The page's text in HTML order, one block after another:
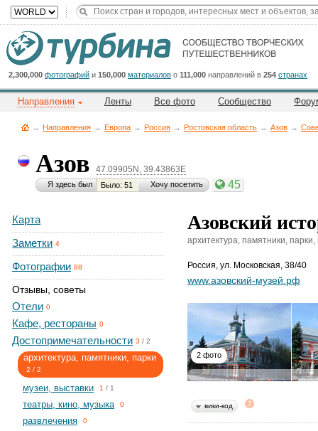
2,300,000 фотографий и 150,000 материалов о 111,000 направлений в 254 странах
Направления Ленты Все фото Сообщество
→ Направления → Европа → Россия → Ростовская область → Азов →
Азов 47.09905N, 39.43863E
Я здесь был Было: 51 Хочу посетить 45
Карта
Заметки 4
Фотографии 88
Отзывы, советы
Отели 0
Кафе, рестораны 0
Достопримечательности 3 / 2
архитектура, памятники, парки
2 / 2
музеи, выставки 1 / 1
театры, кино, музыка 0
развлечения 0
Азовский
архитектура, памятники,
Россия, ул. Московская, 38/40
www.азовский-музей.рф
2 фото
вики-код
Cейчас
на
сайте:
Title
Button